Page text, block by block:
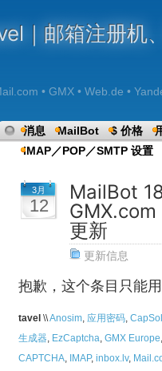
｜邮箱注册机
• GMX • Web.de •
消息 MailBot $ 价格
IMAP／POP／SMTP 设置
3月
12
MailBot
更新
更新信息
抱歉，这个条目只能
tavel \\Anosim 应用密码
生成器 EzCaptcha GMX Europe
CAPTCHA IMAP, inbox.lv,